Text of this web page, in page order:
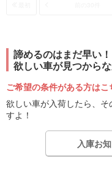
諦めるのはまだ早い！
欲しい車が見つから
ご希望の条件がある方はこ
欲しい車が入荷したら、
すよ！
入庫お